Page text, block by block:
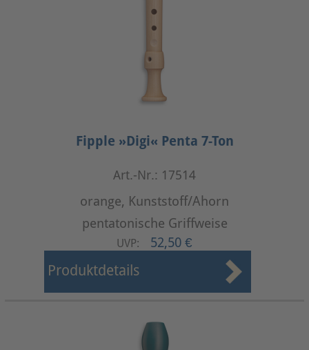
Fipple »Digi« Penta 7-Ton
Art.-Nr.: 17514
orange, Kunststoff/Ahorn
pentatonische Griffweise
UVP: 52,50 €
Produktdetails